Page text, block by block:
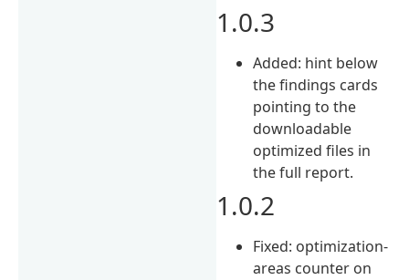
1.0.3
Added: hint below
the findings cards
pointing to the
downloadable
optimized files in
the full report.
1.0.2
Fixed: optimization-
areas counter on